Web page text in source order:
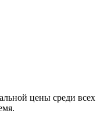
цены среди всех